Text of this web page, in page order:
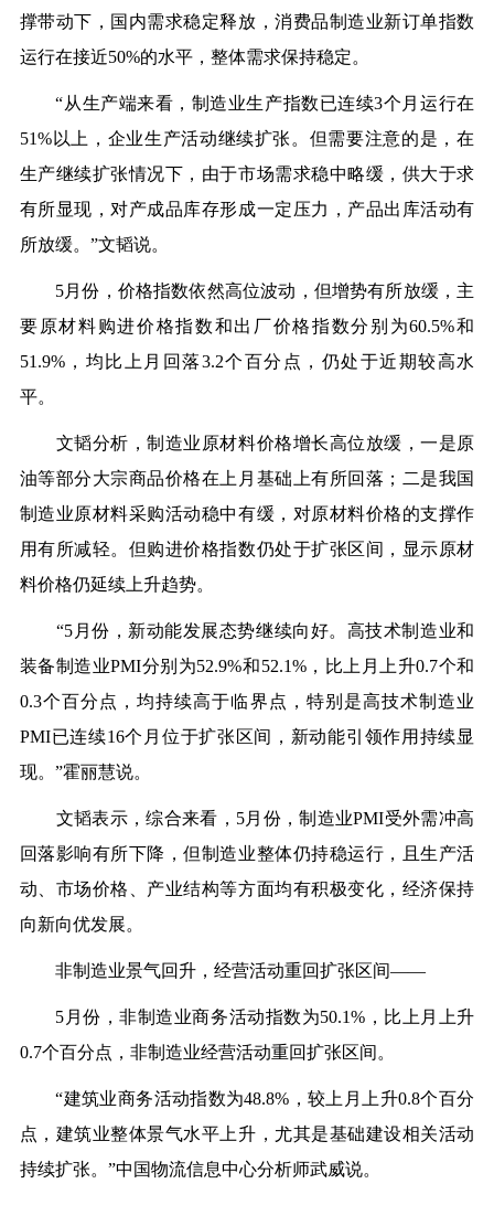
撑带动下，国内需求稳定释放，消费品制造业新订单指数
运行在接近50%的水平，整体需求保持稳定。
“从生产端来看，制造业生产指数已连续3个月运行在
51%以上，企业生产活动继续扩张。但需要注意的是，在
生产继续扩张情况下，由于市场需求稳中略缓，供大于求
有所显现，对产成品库存形成一定压力，产品出库活动有
所放缓。”文韬说。
5月份，价格指数依然高位波动，但增势有所放缓，主
要原材料购进价格指数和出厂价格指数分别为60.5%和
51.9%，均比上月回落3.2个百分点，仍处于近期较高水
平。
文韬分析，制造业原材料价格增长高位放缓，一是原
油等部分大宗商品价格在上月基础上有所回落；二是我国
制造业原材料采购活动稳中有缓，对原材料价格的支撑作
用有所减轻。但购进价格指数仍处于扩张区间，显示原材
料价格仍延续上升趋势。
“5月份，新动能发展态势继续向好。高技术制造业和
装备制造业PMI分别为52.9%和52.1%，比上月上升0.7个和
0.3个百分点，均持续高于临界点，特别是高技术制造业
PMI已连续16个月位于扩张区间，新动能引领作用持续显
现。”霍丽慧说。
文韬表示，综合来看，5月份，制造业PMI受外需冲高
回落影响有所下降，但制造业整体仍持稳运行，且生产活
动、市场价格、产业结构等方面均有积极变化，经济保持
向新向优发展。
非制造业景气回升，经营活动重回扩张区间——
5月份，非制造业商务活动指数为50.1%，比上月上升
0.7个百分点，非制造业经营活动重回扩张区间。
“建筑业商务活动指数为48.8%，较上月上升0.8个百分
点，建筑业整体景气水平上升，尤其是基础建设相关活动
持续扩张。”中国物流信息中心分析师武威说。